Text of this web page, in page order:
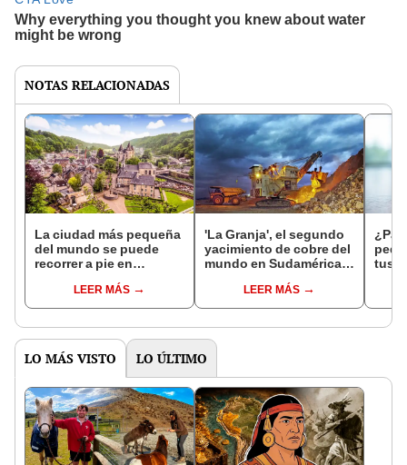
NOTAS RELACIONADAS
La ciudad más pequeña
del mundo se puede
recorrer a pie en
menos de 3 campos de
fútbol
LEER MÁS
'La Granja', el segundo
yacimiento de cobre del
mundo en Sudamérica:
llevaría mineral por
ducto hasta la costa
LEER MÁS
tus
LO MÁS VISTO LO ÚLTIMO